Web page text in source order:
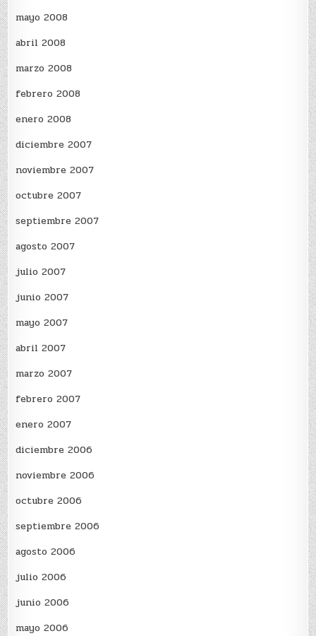
mayo 2008
abril 2008
marzo 2008
febrero 2008
enero 2008
diciembre 2007
noviembre 2007
octubre 2007
septiembre 2007
agosto 2007
julio 2007
junio 2007
mayo 2007
abril 2007
marzo 2007
febrero 2007
enero 2007
diciembre 2006
noviembre 2006
octubre 2006
septiembre 2006
agosto 2006
julio 2006
junio 2006
mayo 2006